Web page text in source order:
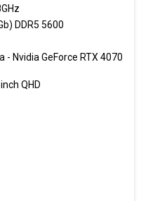
DDR5 5600
- Nvidia GeForce RTX 4070
QHD